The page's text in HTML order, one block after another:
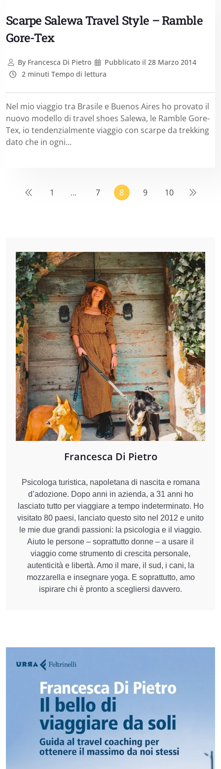
Scarpe Salewa Travel Style – Ramble
Gore-Tex
ByFrancesca Di Pietro Pubblicato il 28 Marzo 2014
2 minuti Tempo di lettura
Nel mio viaggio tra Brasile e Buenos Aires ho provato il
nuovo modello di travel shoes Salewa, le Ramble Gore-
Tex, io tendenzialmente viaggio con scarpe da trekking
dato che in ogni...
1 … 7 8 9 10
Francesca Di Pietro
Psicologa turistica, napoletana di nascita e romana
d’adozione. Dopo anni in azienda, a 31 anni ho
lasciato tutto per viaggiare a tempo indeterminato. Ho
visitato 80 paesi, lanciato questo sito nel 2012 e unito
le mie due grandi passioni: la psicologia e il viaggio.
Aiuto le persone – soprattutto donne – a usare il
viaggio come strumento di crescita personale,
autenticità e libertà. Amo il mare, il sud, i cani, la
mozzarella e insegnare yoga. E soprattutto, amo
ispirare chi è pronto a scegliersi davvero.